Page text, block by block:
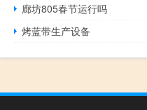
廊坊805春节运行吗
烤蓝带生产设备